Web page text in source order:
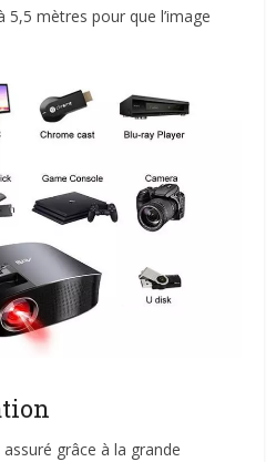
mètres pour que l’image
grâce à la grande